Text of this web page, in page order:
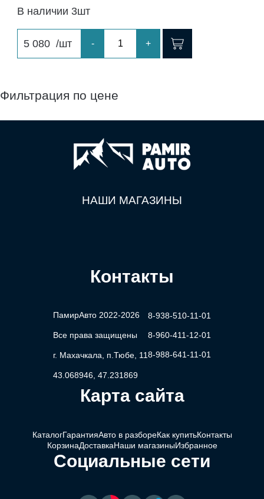
В наличии 3шт
5 080 /шт - +
Фильтрация по цене
НАШИ МАГАЗИНЫ
Контакты
ПамирАвто 2022-2026
Все права защищены
г. Махачкала, п.Тюбе, 11
43.068946, 47.231869
8-938-510-11-01
8-960-411-12-01
8-988-641-11-01
Карта сайта
КаталогГарантияАвто в разбореКак купитьКонтакты
КорзинаДоставкаНаши магазиныИзбранное
Социальные сети